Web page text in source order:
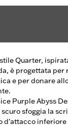
Quarter,
è progettata per
e per donare
Purple Abyss
sfoggia la
d'attacco inferiore